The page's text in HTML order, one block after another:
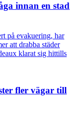
innan en stad
på evakuering, har
att drabba städer
klarat sig hittills
fler vägar till